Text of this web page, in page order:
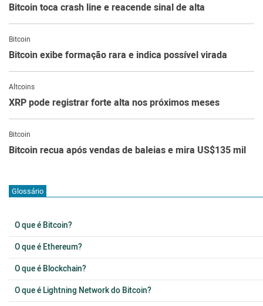
Bitcoin toca crash line e reacende sinal de alta
Bitcoin
Bitcoin exibe formação rara e indica possível virada
Altcoins
XRP pode registrar forte alta nos próximos meses
Bitcoin
Bitcoin recua após vendas de baleias e mira US$135 mil
Glossário
O que é Bitcoin?
O que é Ethereum?
O que é Blockchain?
O que é Lightning Network do Bitcoin?